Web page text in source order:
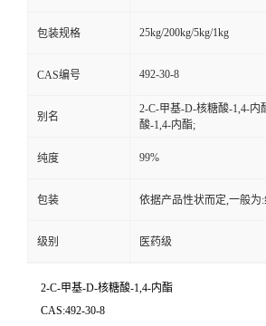
包装规格 25kg/200kg/5kg/1kg
CAS编号 492-30-8
别名
2-C-甲基-D-核糖酸-1,4-内
酸-1,4-内酯;
纯度 99%
包装 依据产品性状而定,一般为
级别 医药级
2-C-甲基-D-核糖酸-1,4-内酯
CAS:492-30-8